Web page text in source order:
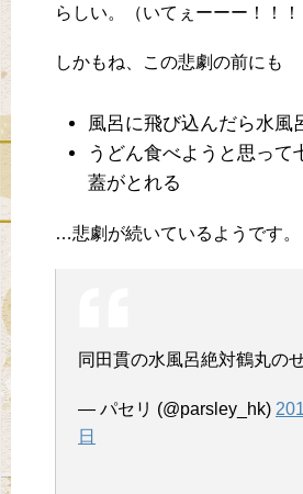
らしい。（いてぇーーー！！！
しかもね、この悲劇の前にも
風呂に飛び込んだら水風
うどん食べようと思って
蓋がとれる
…悲劇が続いているようです。
同田貫の水風呂絶対鶴丸の
— パセリ (@parsley_hk)
日